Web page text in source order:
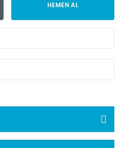
HEMEN AL